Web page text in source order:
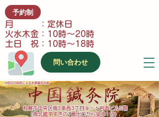
予約制
月 ：定休日
火水木金：10時～20時
土日 祝：10時～18時
問い合わせ
中国元内科医による本番鍼灸治療
​札幌市中央区南3条西3丁目９－１岩本ビル5階
(南北線すすきの1番出口から徒歩1分）